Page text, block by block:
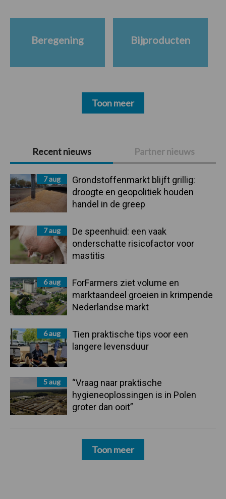
Primaire
Sidebar
Recent nieuws Partner nieuws
7 aug
Grondstoffenmarkt blijft grillig:
droogte en geopolitiek houden
handel in de greep
7 aug
De speenhuid: een vaak
onderschatte risicofactor voor
mastitis
6 aug
ForFarmers ziet volume en
marktaandeel groeien in krimpende
Nederlandse markt
6 aug
Tien praktische tips voor een
langere levensduur
5 aug
“Vraag naar praktische
hygieneoplossingen is in Polen
groter dan ooit”
Toon meer
Beregening Bijproducten
Toon meer